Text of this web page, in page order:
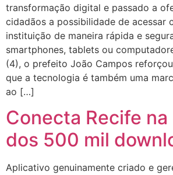
transformação digital e passado a
cidadãos a possibilidade de acessar
instituição de maneira rápida e
smartphones, tablets ou
(4), o prefeito João Campos
que a tecnologia é também uma
ao […]
Conecta Recife
dos 500 mil
Aplicativo genuinamente criado e